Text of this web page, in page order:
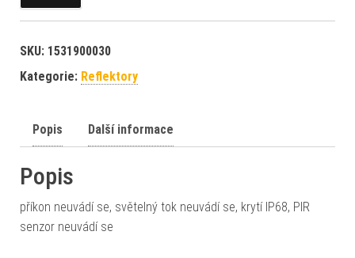
SKU: 1531900030
Kategorie: Reflektory
Popis Další informace
Popis
příkon neuvádí se, světelný tok neuvádí se, krytí IP68, PIR
senzor neuvádí se